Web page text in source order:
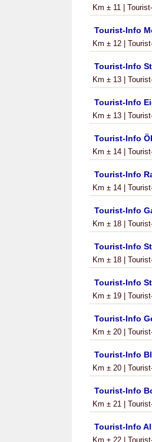
Km ± 11 |
Tourist-Info
Km ± 12 |
Tourist-Info
Km ± 13 |
Tourist-Info
Km ± 13 |
Tourist-Info
Km ± 14 |
Tourist-Info
Km ± 14 |
Tourist-Info
Km ± 18 |
Tourist-Info
Km ± 18 |
Tourist-Info
Km ± 19 |
Tourist-Info
Km ± 20 |
Tourist-Info
Km ± 20 |
Tourist-Info
Km ± 21 |
Tourist-Info
Km ± 22 |